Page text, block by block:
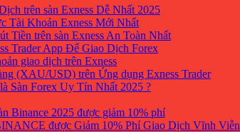
trên sàn Exness Dễ Nhất 2025
Tài Khoản Exness Mới Nhất
Tiền trên sàn Exness An Toàn Nhất
Trader App Để Giao Dịch Forex
giao dịch trên Exness
(XAU/USD) trên Ứng dụng Exness Trader
Sàn Forex Uy Tín Nhất 2025 ?
Binance 2025 được giảm 10% phí
được Giảm 10% Phí Giao Dịch Vĩnh Viễn